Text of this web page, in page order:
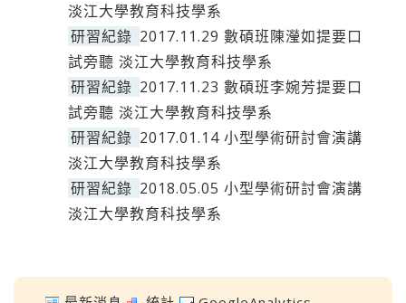
淡江大學教育科技學系
研習紀錄 2017.11.29 數碩班陳瀅如提要口
試旁聽 淡江大學教育科技學系
研習紀錄 2017.11.23 數碩班李婉芳提要口
試旁聽 淡江大學教育科技學系
研習紀錄 2017.01.14 小型學術研討會演講
淡江大學教育科技學系
研習紀錄 2018.05.05 小型學術研討會演講
淡江大學教育科技學系